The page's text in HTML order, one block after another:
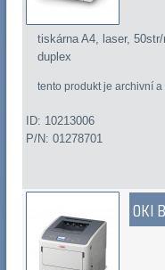
tiskárna A4, laser,
duplex
tento produkt je archivní
ID: 10213006
P/N: 01278701
OKI